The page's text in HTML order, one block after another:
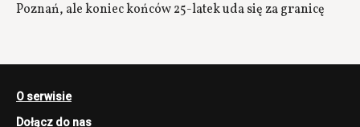
Poznań, ale koniec końców 25-latek uda się za granicę
O serwisie
Dołącz do nas